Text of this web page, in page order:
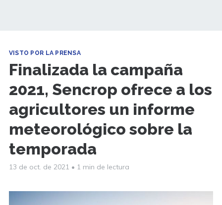
VISTO POR LA PRENSA
Finalizada la campaña
2021, Sencrop ofrece a los
agricultores un informe
meteorológico sobre la
temporada
13 de oct. de 2021 • 1 min de lectura